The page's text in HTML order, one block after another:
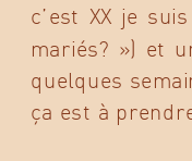
c’est XX je
mariés? ») et
quelques
ça est à